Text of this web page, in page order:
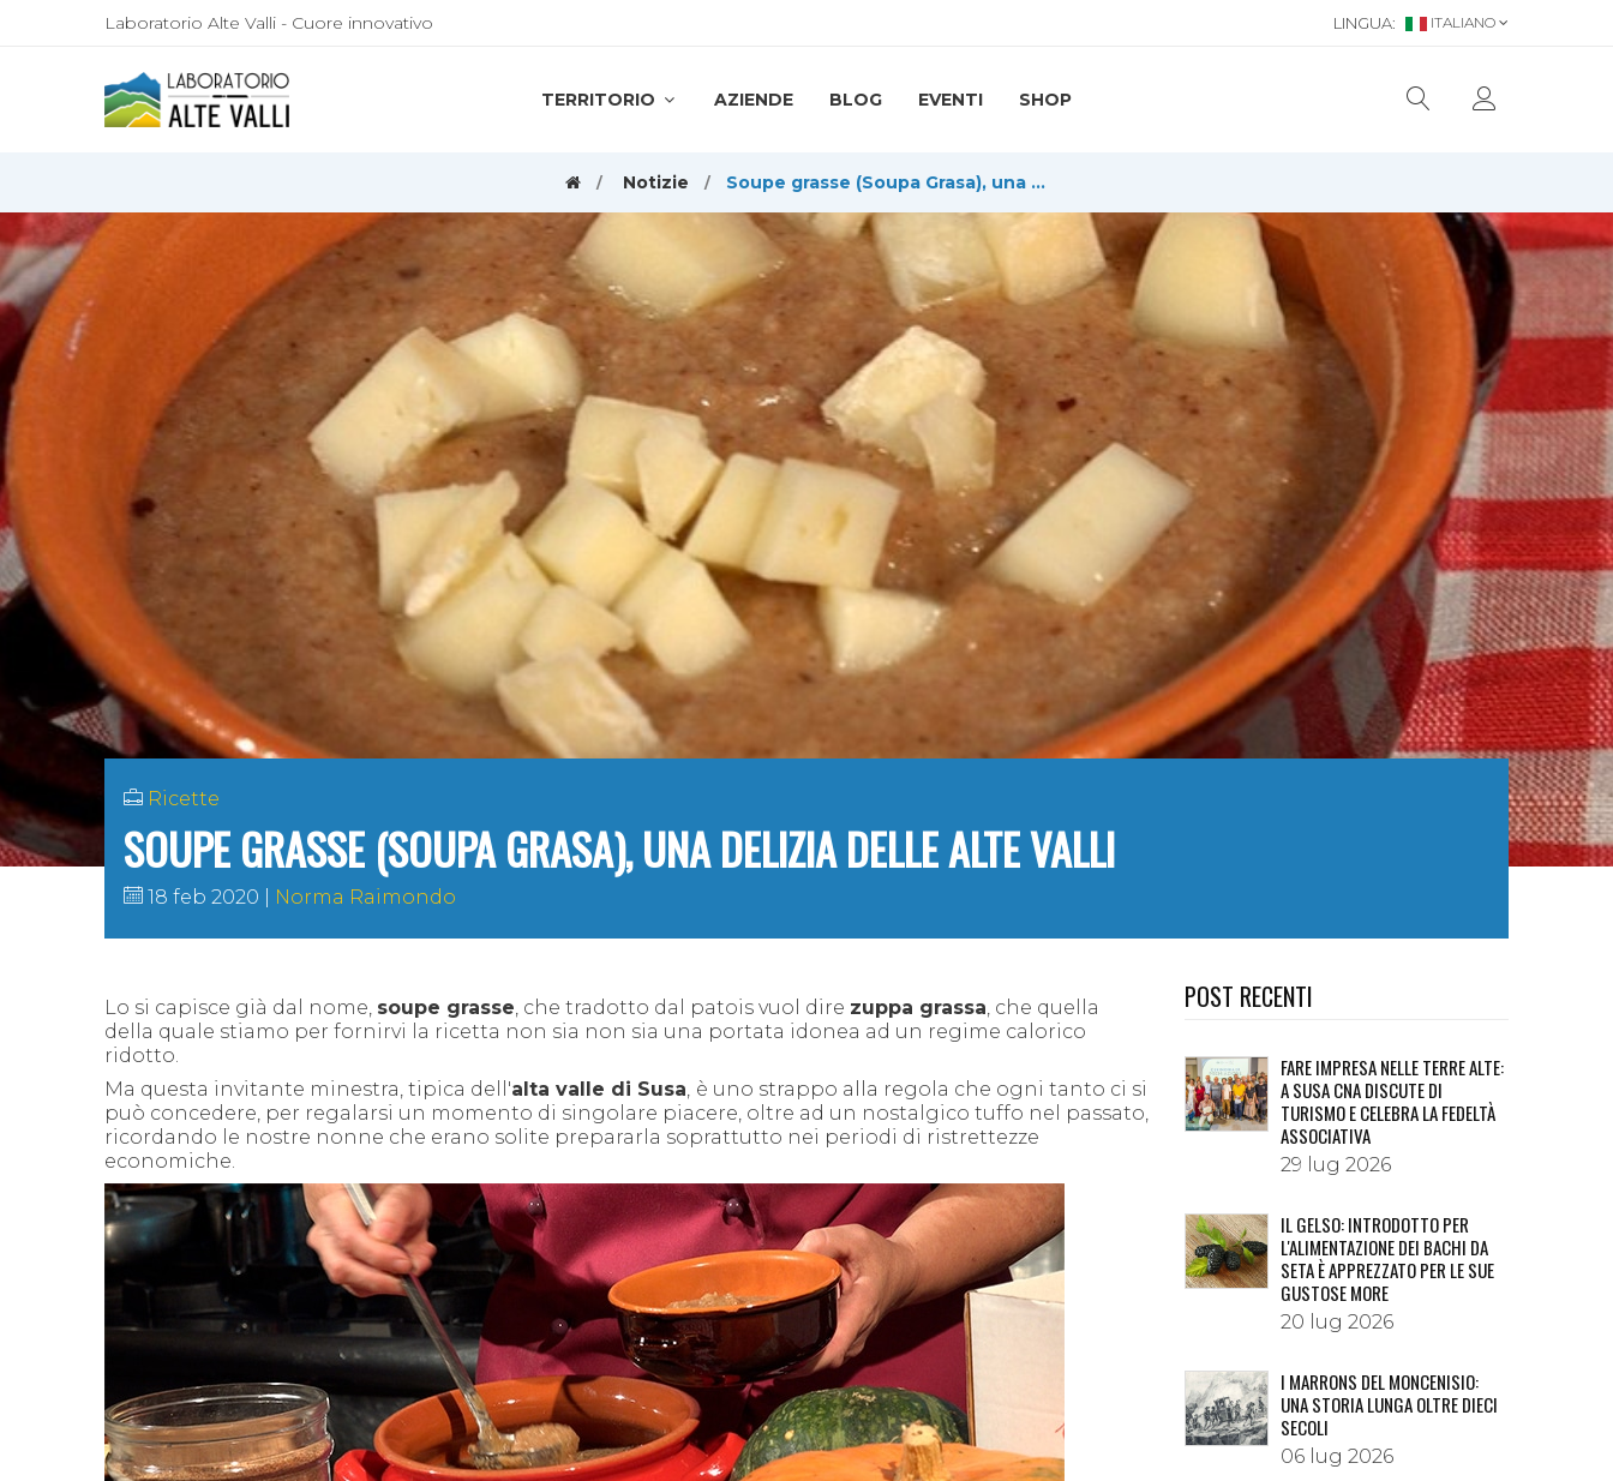
Laboratorio Alte Valli - Cuore innovativo LINGUA: ITALIANO
TERRITORIO AZIENDE BLOG EVENTI SHOP
Notizie Soupe grasse (Soupa Grasa), una delizia delle alte valli
Ricette
SOUPE GRASSE (SOUPA GRASA), UNA DELIZIA DELLE ALTE VALLI
18 feb 2020 Norma Raimondo
Lo si capisce già dal nome, soupe grasse, che tradotto dal patois vuol dire zuppa grassa, che quella
della quale stiamo per fornirvi la ricetta non sia non sia una portata idonea ad un regime calorico
ridotto.
Ma questa invitante minestra, tipica dell'alta valle di Susa, è uno strappo alla regola che ogni tanto ci si
può concedere, per regalarsi un momento di singolare piacere, oltre ad un nostalgico tuffo nel passato,
ricordando le nostre nonne che erano solite prepararla soprattutto nei periodi di ristrettezze
economiche.
POST RECENTI
FARE IMPRESA NELLE TERRE ALTE:
A SUSA CNA DISCUTE DI
TURISMO E CELEBRA LA FEDELTÀ
ASSOCIATIVA
29 lug 2026
IL GELSO: INTRODOTTO PER
L'ALIMENTAZIONE DEI BACHI DA
SETA È APPREZZATO PER LE SUE
GUSTOSE MORE
20 lug 2026
I MARRONS DEL MONCENISIO:
UNA STORIA LUNGA OLTRE DIECI
SECOLI
06 lug 2026